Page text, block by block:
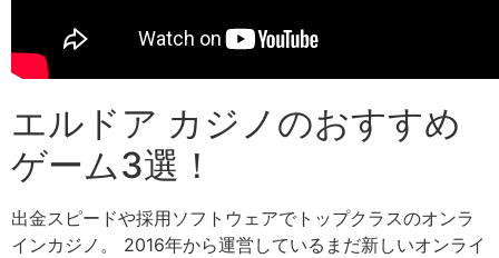
エルドア カジノのおすすめ
ゲーム3選！
出金スピードや採用ソフトウェアでトップクラスのオンラ
インカジノ。 2016年から運営しているまだ新しいオンライ